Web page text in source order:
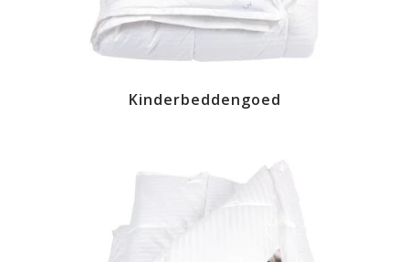
Kinderbeddengoed